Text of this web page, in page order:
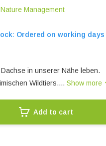
Management
Ordered on working days
in unserer Nähe leben.
Wildtiers....Show more
Add to cart